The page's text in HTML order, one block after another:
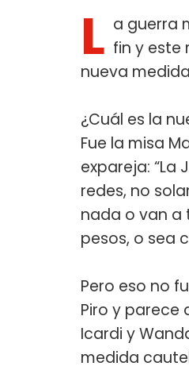
L a guerra
fin y este
nueva
¿Cuál es la
Fue la misa
expareja: “La
redes, no
nada o van a
pesos, o sea
Pero eso no
Piro y parece
Icardi y
medida